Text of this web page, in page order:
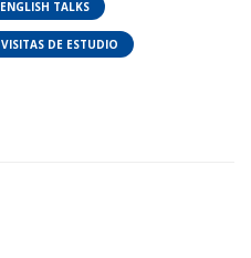
ENGLISH TALKS
VISITAS DE ESTUDIO